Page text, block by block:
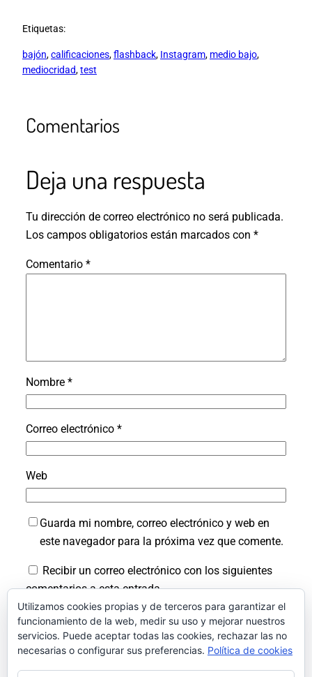
Etiquetas:
bajón, calificaciones, flashback, Instagram, medio bajo
mediocridad, test
Comentarios
Deja una respuesta
Tu dirección de correo electrónico no será publicada.
Los campos obligatorios están marcados con *
Comentario *
Nombre *
Correo electrónico *
Web
Guarda mi nombre, correo electrónico y web en
este navegador para la próxima vez que comente.
Recibir un correo electrónico con los siguientes
comentarios a esta entrada.
Recibir un correo electrónico con cada nueva
entrada.
Utilizamos cookies propias y de terceros para garantizar el
funcionamiento de la web, medir su uso y mejorar nuestros
servicios. Puede aceptar todas las cookies, rechazar las no
necesarias o configurar sus preferencias. Política de cookies